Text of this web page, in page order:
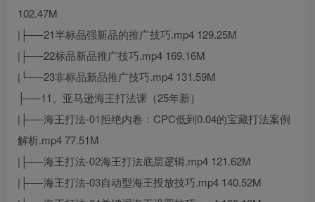
102.47M
|├──21半标品强新品的推广技巧.mp4 129.25M
|├──22标品新品推广技巧.mp4 169.16M
|└──23非标品新品推广技巧.mp4 131.59M
├──11、亚马逊海王打法课（25年新）
|├──海王打法-01拒绝内卷：CPC低到0.04的宝藏打法案例
解析.mp4 77.51M
|├──海王打法-02海王打法底层逻辑.mp4 121.62M
|├──海王打法-03自动型海王投放技巧.mp4 140.52M